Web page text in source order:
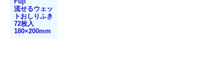
抗菌・除菌剤
流せるウェッ
トおしりふき
72枚入
180×200mm